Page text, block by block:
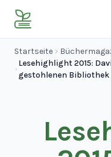
Startseite
Lesehighlight 2015:
gestohlenen Bibliothek